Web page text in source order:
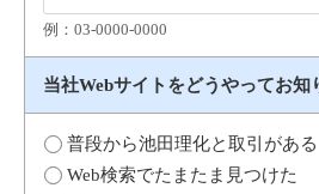
例：03​-​0000​-​0000
当社Webサイトをどうやってお知
普段から池田理化と取引がある
Web検索でたまたま見つけた